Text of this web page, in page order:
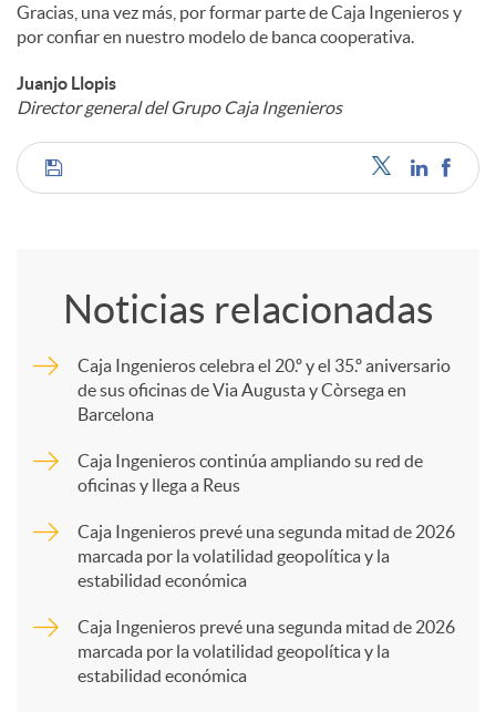
Gracias, una vez más, por formar parte de Caja Ingenieros y
por confiar en nuestro modelo de banca cooperativa.
Juanjo Llopis
Director general del Grupo Caja Ingenieros
C
t
Noticias relacionadas
Caja Ingenieros celebra el 20.º y el 35.º aniversario
de sus oficinas de Via Augusta y Còrsega en
Barcelona
Caja Ingenieros continúa ampliando su red de
oficinas y llega a Reus
Caja Ingenieros prevé una segunda mitad de 2026
marcada por la volatilidad geopolítica y la
estabilidad económica
Caja Ingenieros prevé una segunda mitad de 2026
marcada por la volatilidad geopolítica y la
estabilidad económica